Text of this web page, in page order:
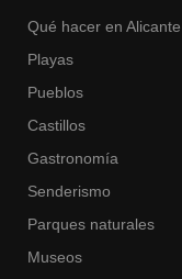
Qué hacer en Alicante
Playas
Pueblos
Castillos
Gastronomía
Senderismo
Parques naturales
Museos